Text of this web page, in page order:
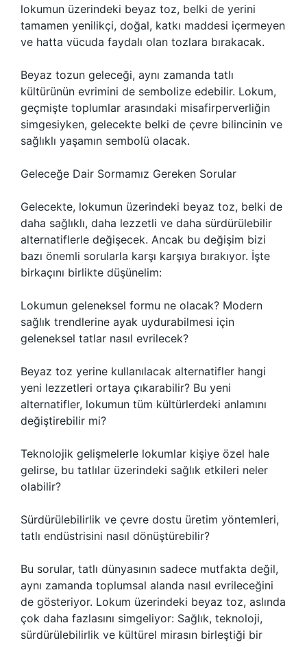
lokumun üzerindeki beyaz toz, belki de yerini
tamamen yenilikçi, doğal, katkı maddesi içermeyen
ve hatta vücuda faydalı olan tozlara bırakacak.
Beyaz tozun geleceği, aynı zamanda tatlı
kültürünün evrimini de sembolize edebilir. Lokum,
geçmişte toplumlar arasındaki misafirperverliğin
simgesiyken, gelecekte belki de çevre bilincinin ve
sağlıklı yaşamın sembolü olacak.
Geleceğe Dair Sormamız Gereken Sorular
Gelecekte, lokumun üzerindeki beyaz toz, belki de
daha sağlıklı, daha lezzetli ve daha sürdürülebilir
alternatiflerle değişecek. Ancak bu değişim bizi
bazı önemli sorularla karşı karşıya bırakıyor. İşte
birkaçını birlikte düşünelim:
Lokumun geleneksel formu ne olacak? Modern
sağlık trendlerine ayak uydurabilmesi için
geleneksel tatlar nasıl evrilecek?
Beyaz toz yerine kullanılacak alternatifler hangi
yeni lezzetleri ortaya çıkarabilir? Bu yeni
alternatifler, lokumun tüm kültürlerdeki anlamını
değiştirebilir mi?
Teknolojik gelişmelerle lokumlar kişiye özel hale
gelirse, bu tatlılar üzerindeki sağlık etkileri neler
olabilir?
Sürdürülebilirlik ve çevre dostu üretim yöntemleri,
tatlı endüstrisini nasıl dönüştürebilir?
Bu sorular, tatlı dünyasının sadece mutfakta değil,
aynı zamanda toplumsal alanda nasıl evrileceğini
de gösteriyor. Lokum üzerindeki beyaz toz, aslında
çok daha fazlasını simgeliyor: Sağlık, teknoloji,
sürdürülebilirlik ve kültürel mirasın birleştiği bir